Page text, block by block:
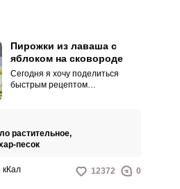
Пирожки из лаваша с
яблоком на сковороде
Сегодня я хочу поделиться
быстрым рецептом
выпечка получается хрустящей
с нежной и сочной начинкой.
растительное,
песок
кКал 12372 0